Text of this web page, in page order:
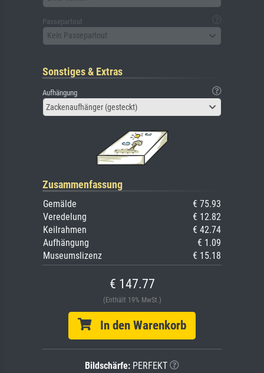
Passepartout
Kein Passepartout
Sonstiges & Extras
Aufhängung
Zackenaufhänger (gesteckt)
Zusammenfassung
Gemälde
€ 75.93
Veredelung
€ 12.82
Keilrahmen
€ 42.74
Aufhängung
€ 1.09
Museumslizenz
€ 15.18
€ 147.77
(Enthält 19% MwSt.)
In den Warenkorb
Bildschärfe: PERFEKT